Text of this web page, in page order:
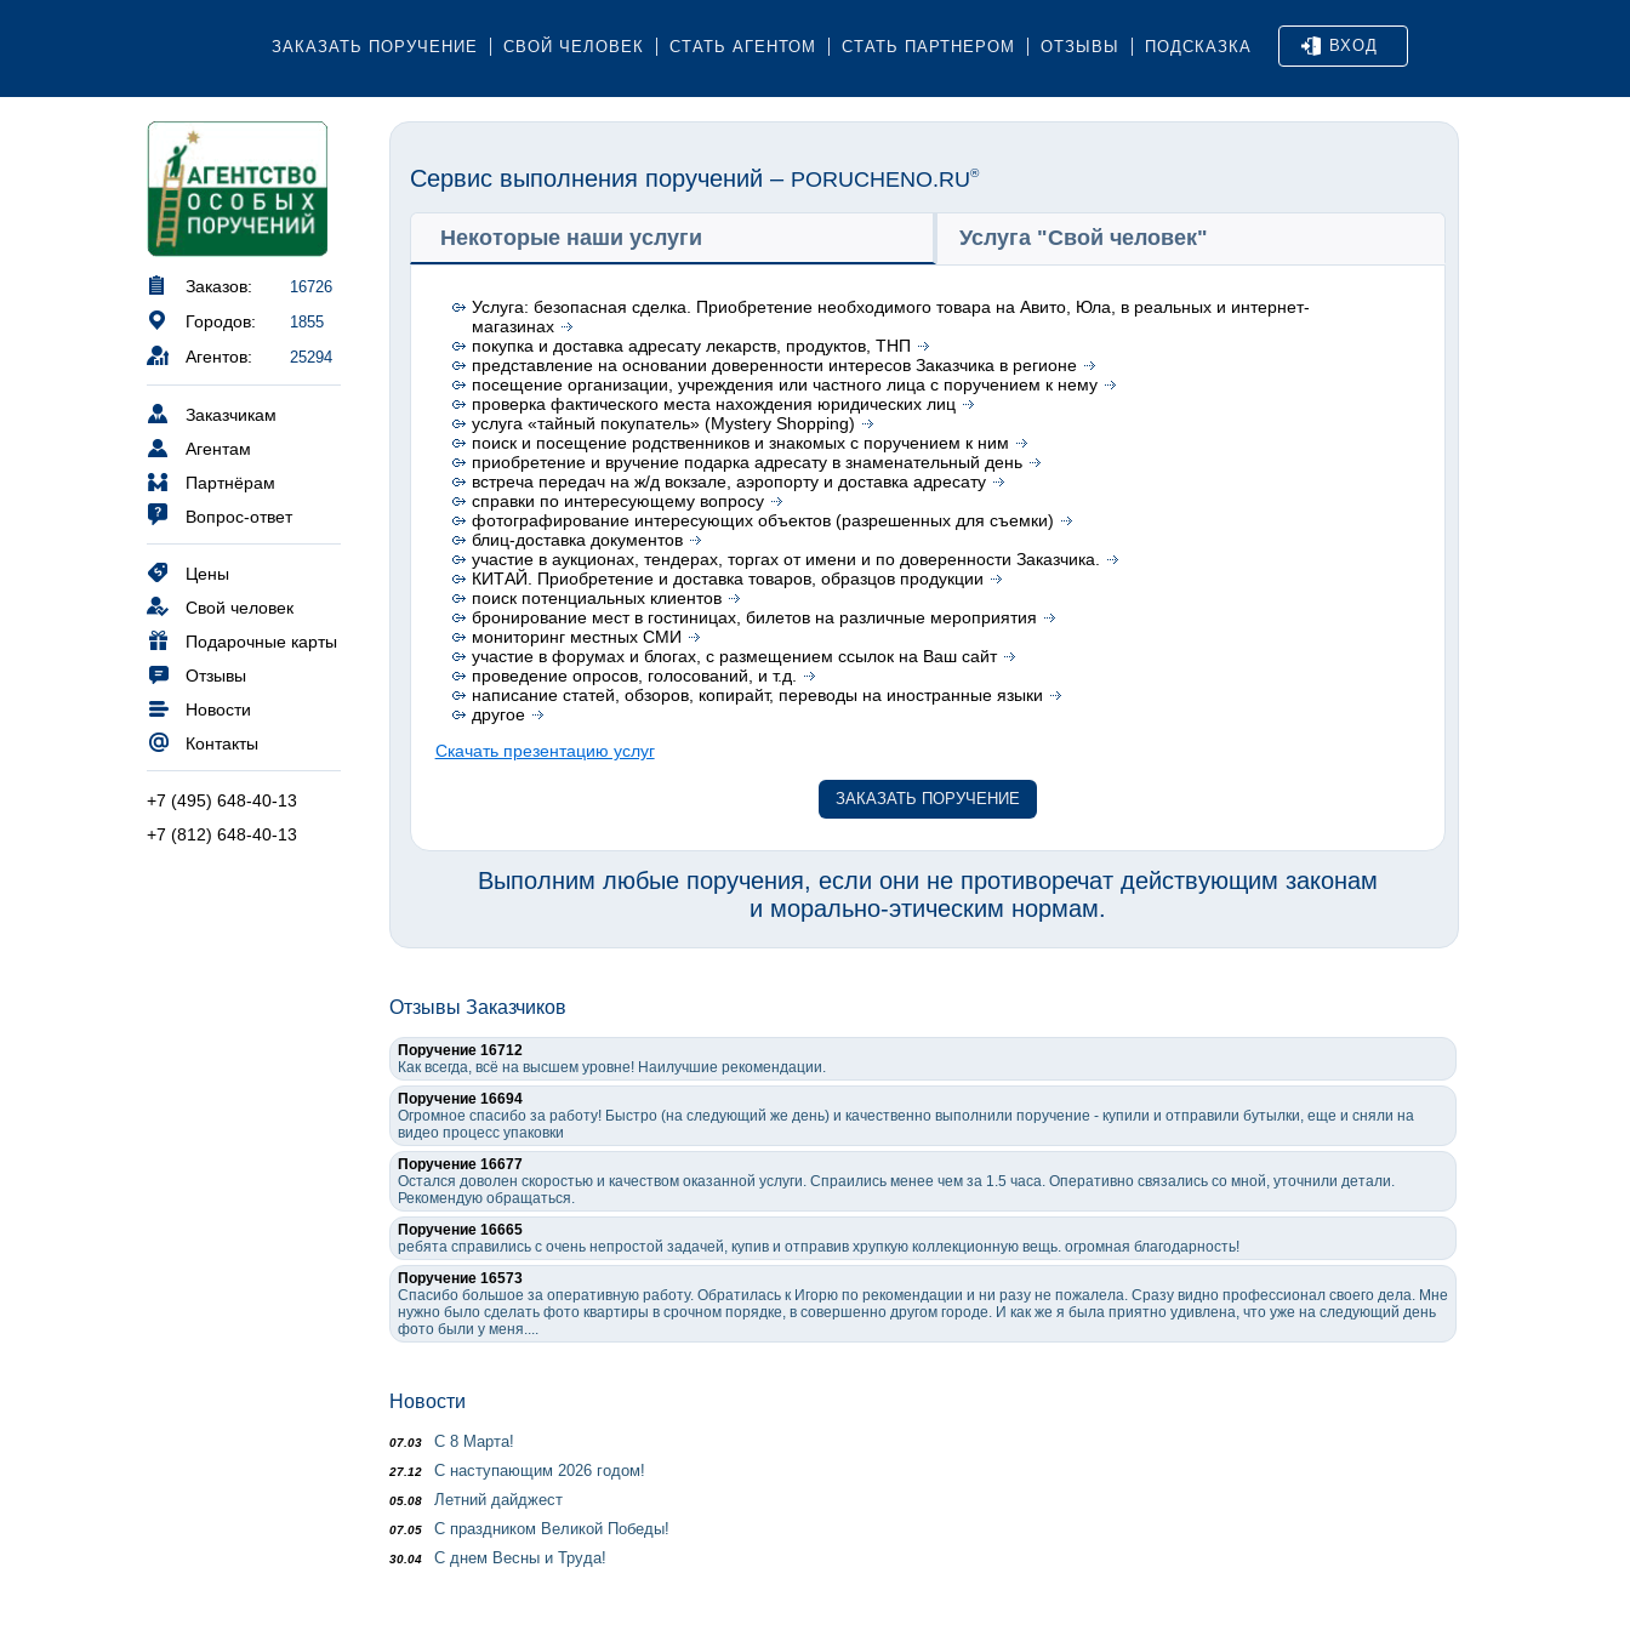
ЗАКАЗАТЬ ПОРУЧЕНИЕ СВОЙ ЧЕЛОВЕК СТАТЬ АГЕНТОМ СТАТЬ ПАРТНЕРОМ ОТЗЫВЫ ПОДСКАЗКА ВХОД
Заказов: 16726
Городов: 1855
Агентов: 25294
Заказчикам
Агентам
Партнёрам
Вопрос-ответ
Цены
Свой человек
Подарочные карты
Отзывы
Новости
Контакты
+7 (495) 648-40-13
+7 (812) 648-40-13
Сервис выполнения поручений – PORUCHENO.RU®
Некоторые наши услуги Услуга "Свой человек"
Услуга: безопасная сделка. Приобретение необходимого товара на Авито, Юла, в реальных и интернет-
магазинах
покупка и доставка адресату лекарств, продуктов, ТНП
представление на основании доверенности интересов Заказчика в регионе
посещение организации, учреждения или частного лица с поручением к нему
проверка фактического места нахождения юридических лиц
услуга «тайный покупатель» (Mystery Shopping)
поиск и посещение родственников и знакомых с поручением к ним
приобретение и вручение подарка адресату в знаменательный день
встреча передач на ж/д вокзале, аэропорту и доставка адресату
справки по интересующему вопросу
фотографирование интересующих объектов (разрешенных для съемки)
блиц-доставка документов
участие в аукционах, тендерах, торгах от имени и по доверенности Заказчика.
КИТАЙ. Приобретение и доставка товаров, образцов продукции
поиск потенциальных клиентов
бронирование мест в гостиницах, билетов на различные мероприятия
мониторинг местных СМИ
участие в форумах и блогах, с размещением ссылок на Ваш сайт
проведение опросов, голосований, и т.д.
написание статей, обзоров, копирайт, переводы на иностранные языки
другое
Скачать презентацию услуг
ЗАКАЗАТЬ ПОРУЧЕНИЕ
Выполним любые поручения, если они не противоречат действующим законам
и морально-этическим нормам.
Отзывы Заказчиков
Поручение 16712
Как всегда, всё на высшем уровне! Наилучшие рекомендации.
Поручение 16694
Огромное спасибо за работу! Быстро (на следующий же день) и качественно выполнили поручение - купили и отправили бутылки, еще и сняли на
видео процесс упаковки
Поручение 16677
Остался доволен скоростью и качеством оказанной услуги. Спраились менее чем за 1.5 часа. Оперативно связались со мной, уточнили детали.
Рекомендую обращаться.
Поручение 16665
ребята справились с очень непростой задачей, купив и отправив хрупкую коллекционную вещь. огромная благодарность!
Поручение 16573
Спасибо большое за оперативную работу. Обратилась к Игорю по рекомендации и ни разу не пожалела. Сразу видно профессионал своего дела. Мне
нужно было сделать фото квартиры в срочном порядке, в совершенно другом городе. И как же я была приятно удивлена, что уже на следующий день
фото были у меня....
Новости
07.03 С 8 Марта!
27.12 С наступающим 2026 годом!
05.08 Летний дайджест
07.05 С праздником Великой Победы!
30.04 С днем Весны и Труда!